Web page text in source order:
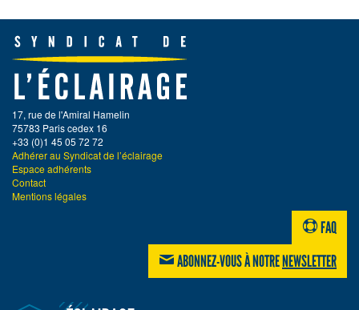
17, rue de l'Amiral Hamelin
75783 Paris cedex 16
+33 (0)1 45 05 72 72
Adhérer au Syndicat de l’éclairage
Espace adhérents
Contact
Mentions légales
FAQ
ABONNEZ-VOUS À NOTRENEWSLETTER